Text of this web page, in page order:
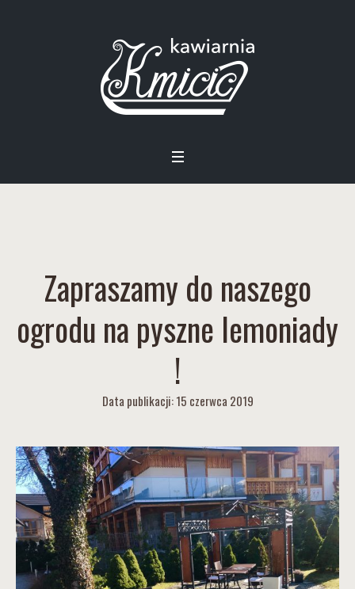
Zapraszamy do naszego
ogrodu na pyszne lemoniady
!
Data publikacji: 15 czerwca 2019